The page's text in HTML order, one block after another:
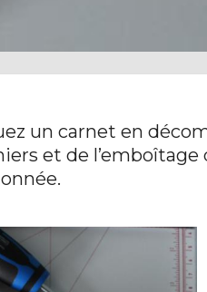
un carnet en
et de l’emboîtage